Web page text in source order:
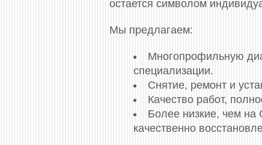
остается символом
Мы предлагаем:
Многопрофильную
специализации.
Снятие, ремонт и
Качество работ,
Более низкие, чем
качественно